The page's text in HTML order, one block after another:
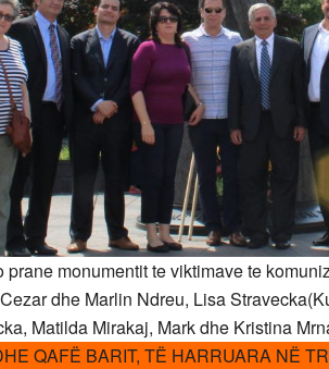
monumentit te viktimave te
dhe Marlin Ndreu, Lisa
Matilda Mirakaj, Mark dhe Kristina
QAFË BARIT, TË HARRUARA NË